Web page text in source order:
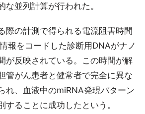
な並列計算が行われた。
際の計測で得られる電流阻害時間
報をコードした診断用DNAがナノ
が反映されている。この時間が解
管がん患者と健常者で完全に異な
れ、血液中のmiRNA発現パターン
することに成功したという。